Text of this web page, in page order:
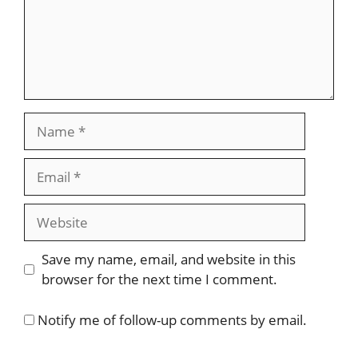
Website
Save my name, email, and website in this
browser for the next time I comment.
Notify me of follow-up comments by email.